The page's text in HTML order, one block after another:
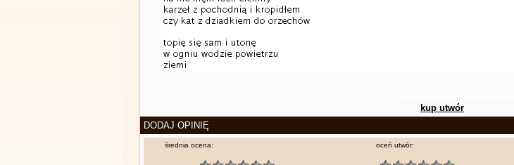
kup utwór
DODAJ OPINIĘ
średnia ocena: oceń utwór: